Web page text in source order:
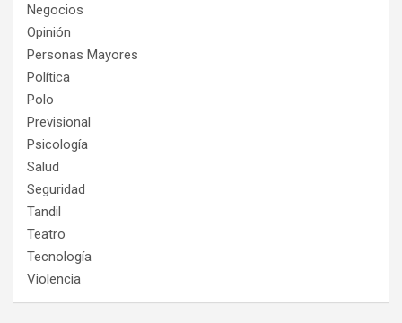
Negocios
Opinión
Personas Mayores
Política
Polo
Previsional
Psicología
Salud
Seguridad
Tandil
Teatro
Tecnología
Violencia